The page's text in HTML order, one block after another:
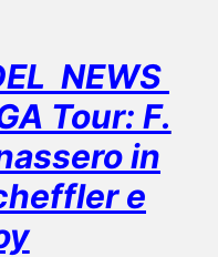
NEWS
Tour: F.
in
e